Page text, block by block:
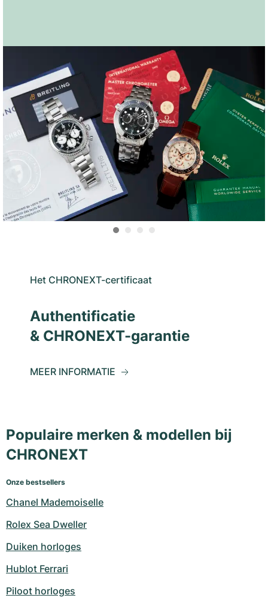
Het CHRONEXT-certificaat
Authentificatie
& CHRONEXT-garantie
MEER INFORMATIE
Populaire merken & modellen bij
CHRONEXT
Onze bestsellers
Chanel Mademoiselle
Rolex Sea Dweller
Duiken horloges
Hublot Ferrari
Piloot horloges